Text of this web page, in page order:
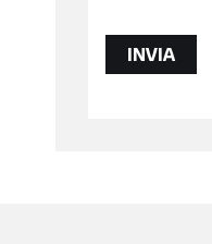
INVIA